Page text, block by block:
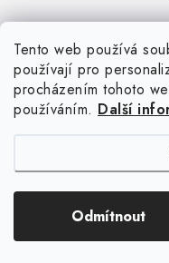
Tento web používá
používají pro
procházením tohoto
používáním. Další
Odmítnout
www.KOVOJUHASZ.cz
iPloty.cz -